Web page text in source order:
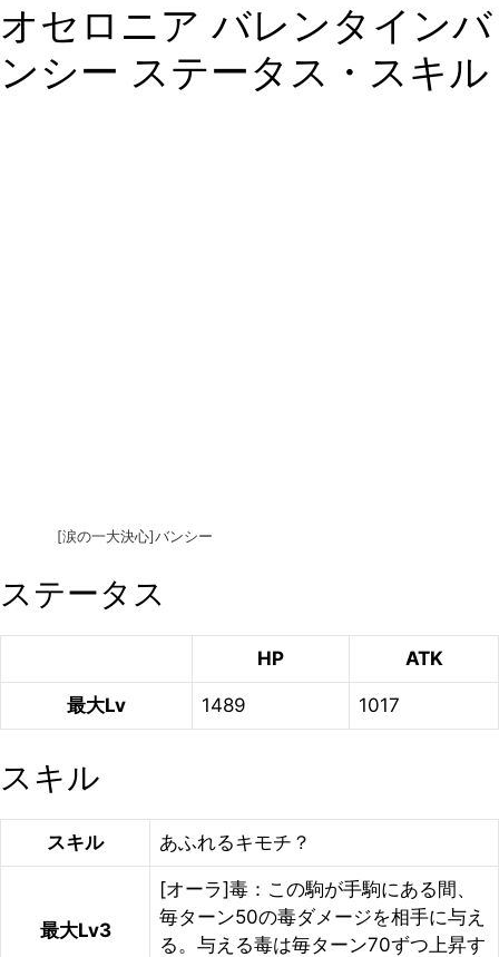
オセロニア バレンタインバ
ンシー ステータス・スキル
[涙の一大決心]バンシー
ステータス
HP ATK
最大Lv 1489 1017
スキル
スキル あふれるキモチ？
最大Lv3
[オーラ]毒：この駒が手駒にある間、
毎ターン50の毒ダメージを相手に与え
る。与える毒は毎ターン70ずつ上昇す